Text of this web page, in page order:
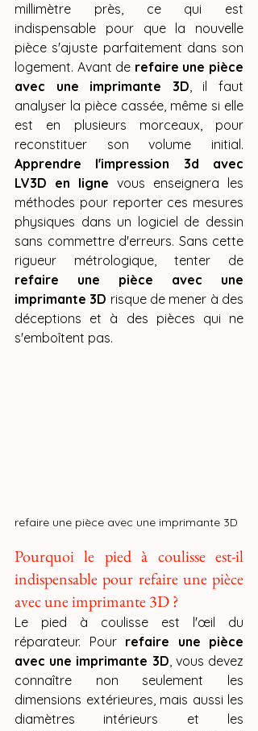
millimètre près, ce qui est
indispensable pour que la nouvelle
pièce s'ajuste parfaitement dans son
logement. Avant de refaire une pièce
avec une imprimante 3D, il faut
analyser la pièce cassée, même si elle
est en plusieurs morceaux, pour
Apprendre l'impression 3d avec
LV3D en ligne vous enseignera les
méthodes pour reporter ces mesures
physiques dans un logiciel de dessin
sans commettre d'erreurs. Sans cette
refaire une pièce avec une
imprimante 3D risque de mener à des
déceptions et à des pièces qui ne
s'emboîtent pas.
refaire une pièce avec une imprimante 3D
Pourquoi le pied à coulisse est-il
indispensable pour refaire une pièce
avec une imprimante 3D ?
Le pied à coulisse est l'œil du
réparateur. Pour refaire une pièce
avec une imprimante 3D, vous devez
connaître non seulement les
dimensions extérieures, mais aussi les
diamètres intérieurs et les